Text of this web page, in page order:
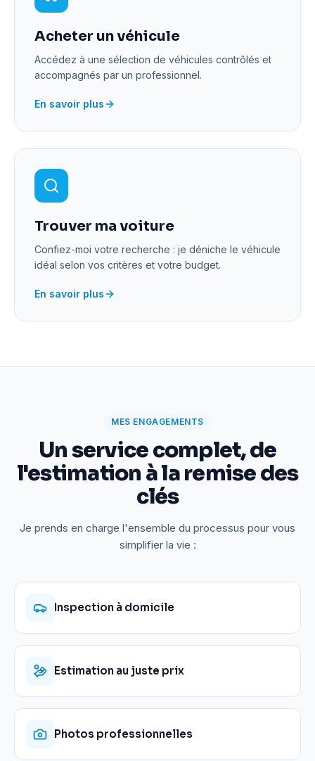
Acheter un véhicule
Accédez à une sélection de véhicules contrôlés et
accompagnés par un professionnel.
En savoir plus
Trouver ma voiture
Confiez-moi votre recherche : je déniche le véhicule
idéal selon vos critères et votre budget.
En savoir plus
MES ENGAGEMENTS
Un service complet, de
l'estimation à la remise des
clés
Je prends en charge l'ensemble du processus pour vous
simplifier la vie :
Inspection à domicile
Estimation au juste prix
Photos professionnelles